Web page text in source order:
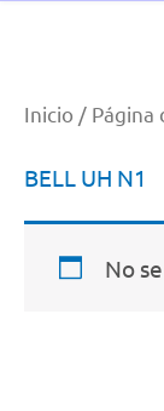
Inicio / Página
BELL UH N1
No